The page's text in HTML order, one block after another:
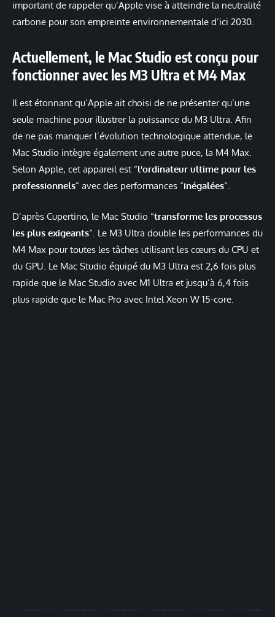
important de rappeler qu’Apple vise à atteindre la neutralité
carbone pour son empreinte environnementale d’ici 2030.
Actuellement, le Mac Studio est conçu pour
fonctionner avec les M3 Ultra et M4 Max
Il est étonnant qu’Apple ait choisi de ne présenter qu’une
seule machine pour illustrer la puissance du M3 Ultra. Afin
de ne pas manquer l’évolution technologique attendue, le
Mac Studio intègre également une autre puce, la M4 Max.
Selon Apple, cet appareil est “l’ordinateur ultime pour les
professionnels” avec des performances “inégalées“.
D’après Cupertino, le Mac Studio “transforme les processus
les plus exigeants“. Le M3 Ultra double les performances du
M4 Max pour toutes les tâches utilisant les cœurs du CPU et
du GPU. Le Mac Studio équipé du M3 Ultra est 2,6 fois plus
rapide que le Mac Studio avec M1 Ultra et jusqu’à 6,4 fois
plus rapide que le Mac Pro avec Intel Xeon W 15-core.